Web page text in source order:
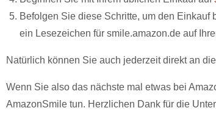
Befolgen Sie diese Schritte, um den
ein Lesezeichen für smile.amazon.de auf
Natürlich können Sie auch jederzeit direkt an
Wenn Sie also das nächste mal etwas bei
AmazonSmile tun. Herzlichen Dank für die